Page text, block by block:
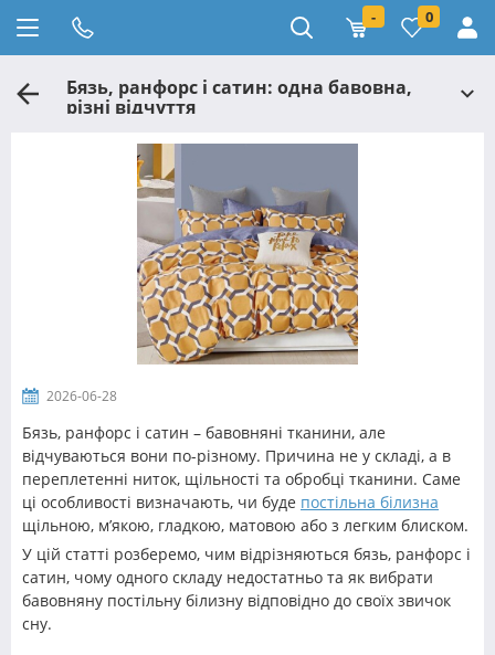
- 0
Бязь, ранфорс і сатин: одна бавовна,
різні відчуття
2026-06-28
Бязь, ранфорс і сатин – бавовняні тканини, але
відчуваються вони по-різному. Причина не у складі, а в
переплетенні ниток, щільності та обробці тканини. Саме
ці особливості визначають, чи буде постільна білизна
щільною, м’якою, гладкою, матовою або з легким блиском.
У цій статті розберемо, чим відрізняються бязь, ранфорс і
сатин, чому одного складу недостатньо та як вибрати
бавовняну постільну білизну відповідно до своїх звичок
сну.